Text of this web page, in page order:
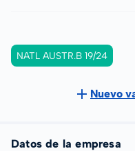
NATL AUSTR.B 19/24
Nuevo
Datos de la empresa